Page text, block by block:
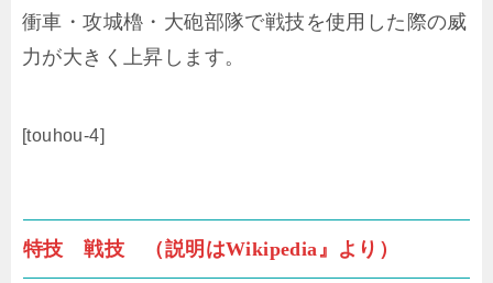
衝車・攻城櫓・大砲部隊で戦技を使用した際の威
力が大きく上昇します。
[touhou-4]
特技 戦技 （説明はWikipedia』より）